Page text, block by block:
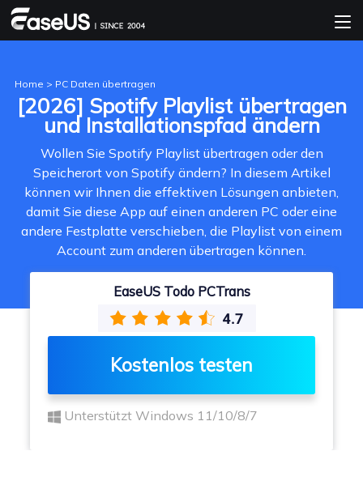
Home > PC Daten übertragen
[2026] Spotify Playlist übertragen
und Installationspfad ändern
Wollen Sie Spotify Playlist übertragen oder den
Speicherort von Spotify ändern? In diesem Artikel
können wir Ihnen die effektiven Lösungen anbieten,
damit Sie diese App auf einen anderen PC oder eine
andere Festplatte verschieben, die Playlist von einem
Account zum anderen übertragen können.
EaseUS Todo PCTrans
Kostenlos testen
Unterstützt Windows 11/10/8/7